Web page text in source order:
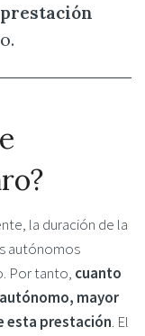
la duración de la
autónomos
Por tanto, cuanto
mayor
esta prestación. El